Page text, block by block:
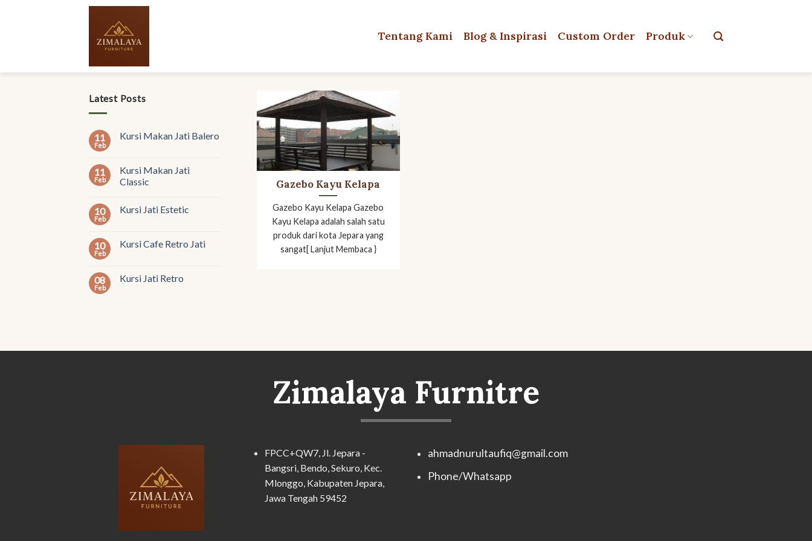
Tentang Kami Blog & Inspirasi Custom Order Produk
Latest Posts
11
Feb
Kursi Makan Jati Balero
11
Feb
Kursi Makan Jati
Classic
10
Feb
Kursi Jati Estetic
10
Feb
Kursi Cafe Retro Jati
08
Feb
Kursi Jati Retro
Gazebo Kayu Kelapa
Gazebo Kayu Kelapa Gazebo
Kayu Kelapa adalah salah satu
produk dari kota Jepara yang
sangat[ Lanjut Membaca }
Zimalaya Furnitre
FPCC+QW7, Jl. Jepara -
Bangsri, Bendo, Sekuro, Kec.
Mlonggo, Kabupaten Jepara,
Jawa Tengah 59452
ahmadnurultaufiq@gmail.com
Phone/Whatsapp